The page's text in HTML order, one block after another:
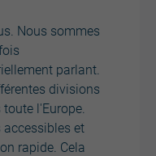
Nous sommes
parlant.
divisions
l'Europe.
accessibles et
rapide. Cela